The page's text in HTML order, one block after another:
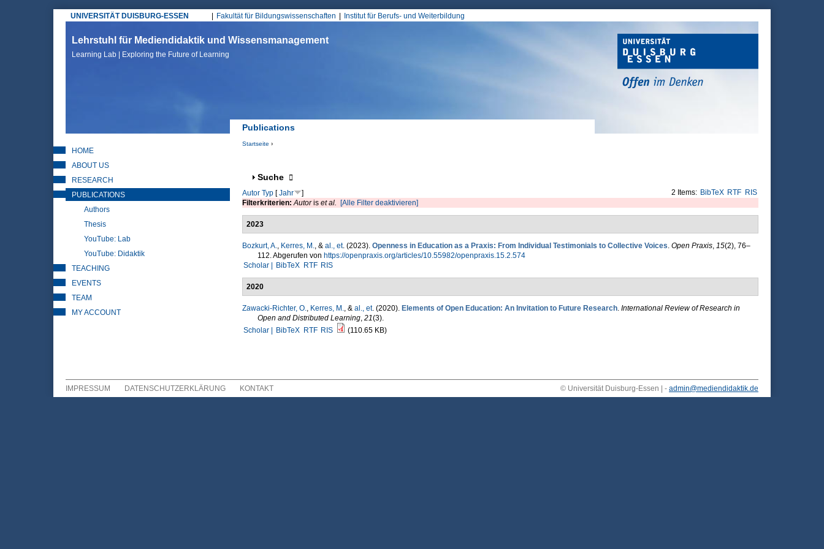
UNIVERSITÄT DUISBURG-ESSEN
Hauptmenü
Fakultät für Bildungswissenschaften Institut für Berufs- und Weiterbildung
Lehrstuhl für Mediendidaktik und Wissensmanagement
Learning Lab | Exploring the Future of Learning
Publications
Startseite ›
Anzeigen
Suche
2 Items: BibTeX RTF RIS
Autor Typ[Jahr
]
Filterkriterien:Autoris et al. [Alle Filter deaktivieren]
2023
Bozkurt, A., Kerres, M., & al., et. (2023). Openness in Education as a Praxis: From Individual Testimonials to Collective Voices. Open Praxis, 15(2), 76–
112. Abgerufen von https://openpraxis.org/articles/10.55982/openpraxis.15.2.574
Scholar |
BibTeX RTF RIS
2020
Zawacki-Richter, O., Kerres, M., & al., et. (2020). Elements of Open Education: An Invitation to Future Research. International Review of Research in
Open and Distributed Learning, 21(3).
Scholar |
BibTeX RTF RIS (110.65 KB)
HOME
ABOUT US
RESEARCH
PUBLICATIONS
Authors
Thesis
YouTube: Lab
YouTube: Didaktik
TEACHING
EVENTS
TEAM
MY ACCOUNT
IMPRESSUM DATENSCHUTZERKLÄRUNG KONTAKT © Universität Duisburg-Essen | - admin@mediendidaktik.de